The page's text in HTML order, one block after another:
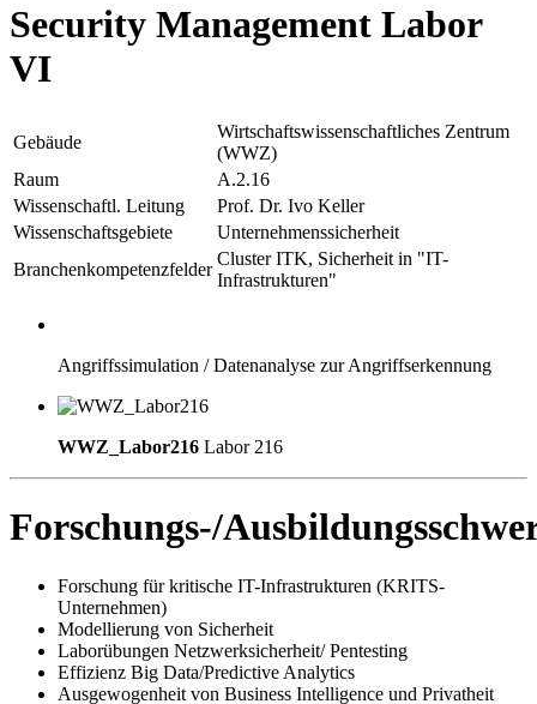
Security Management Labor
VI
Gebäude
Wirtschaftswissenschaftliches Zentrum
(WWZ)
Raum
A.2.16
Wissenschaftl. Leitung
Prof. Dr. Ivo Keller
Wissenschaftsgebiete
Unternehmenssicherheit
Branchenkompetenzfelder
Cluster ITK, Sicherheit in "IT-
Infrastrukturen"
Angriffssimulation / Datenanalyse zur Angriffserkennung
WWZ_Labor216 Labor 216
Forschungs-/
Forschung für kritische IT-Infrastrukturen (KRITS-
Unternehmen)
Modellierung von Sicherheit
Laborübungen Netzwerksicherheit/ Pentesting
Effizienz Big Data/Predictive Analytics
Ausgewogenheit von Business Intelligence und Privatheit